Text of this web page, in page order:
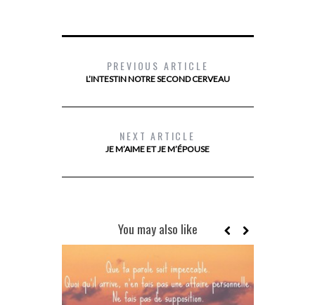
PREVIOUS ARTICLE
L’INTESTIN NOTRE SECOND CERVEAU
NEXT ARTICLE
JE M’AIME ET JE M’ÉPOUSE
You may also like